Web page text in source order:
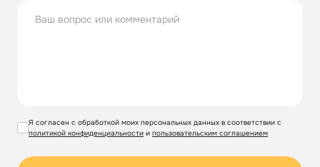
Я согласен с обработкой моих персональных данных в соответствии с
политикой конфиденциальности и пользовательским соглашением